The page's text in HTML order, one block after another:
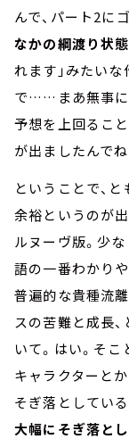
んで、パート2に
なかの綱渡り状態
れます」みたいな
で……まあ無事に
予想を上回るこ
が出ましたんでね
ということで、
余裕というのが
ルヌーヴ版。少
語の一番わかり
普遍的な貴種流
スの苦難と成長
いて。はい。そ
キャラクターと
そぎ落としている
大幅にそぎ落とし